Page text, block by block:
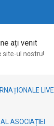
ați venit
site-ul nostru!
LIVE
ASOCIAȚIEI